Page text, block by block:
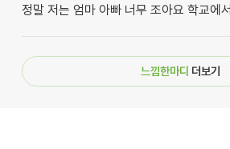
정말 저는 엄마 아빠 너무 조아요 학교에
느낌한마디 더보기